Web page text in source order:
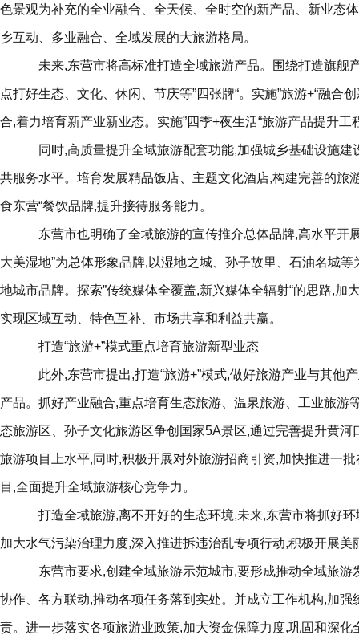
色景观为补充的全业融合、全天候、全时空的新产品、新业态
乡互动、多业融合、全域发展的大旅游格局。
未来,东营市将高标准打造全域旅游产品。围绕打造旗舰
点打好生态、文化、休闲、节庆等”四张牌“。实施”旅游+“融合
合,着力培育新产业新业态。实施”四季+夜生活“旅游产品提升工
同时,高质量提升全域旅游配套功能,加强城乡基础设施建
共服务水平。培育发展精品饭店、主题文化酒店,构建完善的旅
食东营“餐饮品牌,提升接待服务能力。
东营市也明确了全域旅游的宣传推介总体品牌,高水平开
大美湿地”为总体形象品牌,以湿地之城、孙子故里、石油名城
地城市品牌。探索”传统媒体全覆盖,新兴媒体全辐射“的思路,
实现区域互动、特色互补、市场共享和利益共赢。
打造“旅游+”模式重点培育旅游新型业态
此外,东营市提出,打造“旅游+”模式,做好旅游产业与其他
产品。抓好产业融合,重点培育生态旅游、温泉旅游、工业旅游
态旅游区、孙子文化旅游区争创国家5A景区,通过完善提升黄
旅游项目上水平,同时,积极开展对外旅游招商引资,加快推进一
目,全面提升全域旅游核心竞争力。
打造全域旅游,离不开好的生态环境,未来,东营市将抓好
加大水气污染治理力度,深入推进拆违治乱专项行动,积极开展
东营市要求,创建全域旅游示范城市,要形成推动全域旅
协作、各方联动,推动各项任务落到实处。并成立工作机构,加
责。进一步落实各项旅游业政策,加大资金保障力度,巩固和深